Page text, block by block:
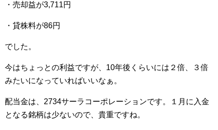
・売却益が3,711円
・貸株料が86円
でした。
今はちょっとの利益ですが、10年後くらいには２倍、３倍
みたいになっていればいいなぁ。
配当金は、2734サーラコーポレーションです。１月に入金
となる銘柄は少ないので、貴重ですね。